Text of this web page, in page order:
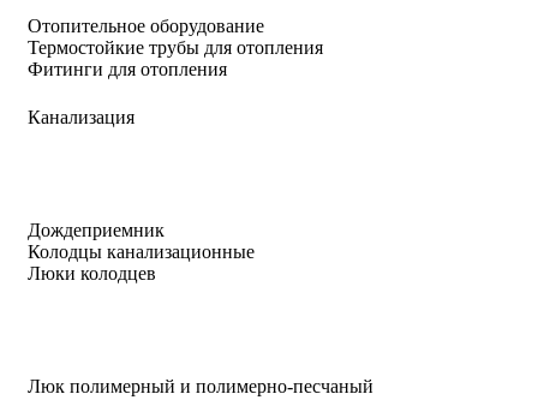
Отопительное оборудование
Термостойкие трубы для отопления
Фитинги для отопления
Канализация
Дождеприемник
Колодцы канализационные
Люки колодцев
Люк полимерный и полимерно-песчаный